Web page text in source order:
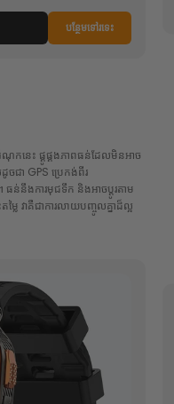
បន្ថែមទៅរទេះ
ណុកនេះ ផ្គូផ្គងភាពធន់ដែលមិនអាច
ជា GPS ប្រេកង់ពីរ
ន់នឹងការមុជទឹក និងអាចប្ដូរតាម
ៃ វាគឺជាការលាយបញ្ចូលគ្នាដ៏ល្អ